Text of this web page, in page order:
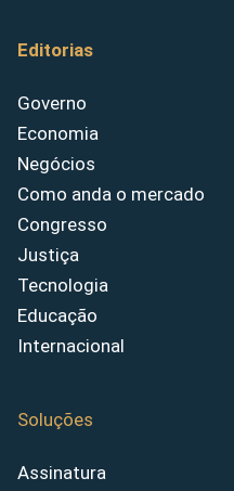
Editorias
Governo
Economia
Negócios
Como anda o mercado
Congresso
Justiça
Tecnologia
Educação
Internacional
Soluções
Assinatura